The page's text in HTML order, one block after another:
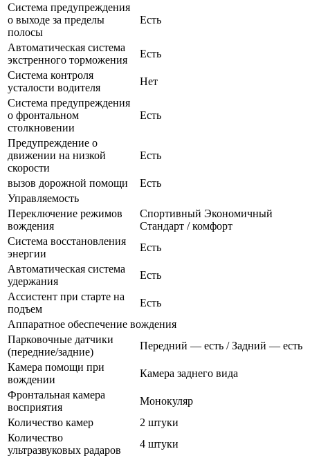
Система предупреждения
о выходе за пределы
полосы
Есть
Автоматическая система
экстренного торможения
Есть
Система контроля
усталости водителя
Нет
Система предупреждения
о фронтальном
столкновении
Есть
Предупреждение о
движении на низкой
скорости
Есть
вызов дорожной помощи
Есть
Управляемость
Переключение режимов
вождения
Спортивный Экономичный
Стандарт / комфорт
Система восстановления
энергии
Есть
Автоматическая система
удержания
Есть
Ассистент при старте на
подъем
Есть
Аппаратное обеспечение вождения
Парковочные датчики
(передние/задние)
Передний — есть / Задний — есть
Камера помощи при
вождении
Камера заднего вида
Фронтальная камера
восприятия
Монокуляр
Количество камер
2 штуки
Количество
ультразвуковых радаров
4 штуки